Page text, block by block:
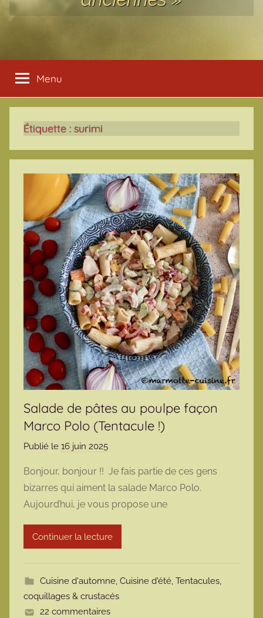
Menu
Étiquette : surimi
Salade de pâtes au poulpe façon
Marco Polo (Tentacule !)
Publié le 16 juin 2025
r
m
a
r
m
t
e
Bonjour, bonjour !! Je fais partie de ces gens
bizarres qui aiment la salade Marco Polo.
Aujourd’hui, je vous propose une
Continuer la lecture
Cuisine d'automne, Cuisine d'été, Tentacules,
coquillages & crustacés
22 commentaires